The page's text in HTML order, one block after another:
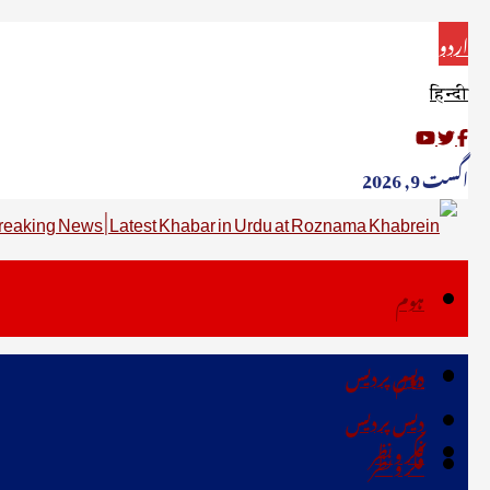
اردو
हिन्दी
اگست 9, 2026
ہوم
دیس پردیس
فکر ونظر
ہوم
دیس پردیس
فکر ونظر